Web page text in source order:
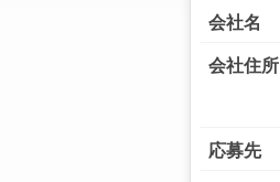
会社名
会社住所
応募先